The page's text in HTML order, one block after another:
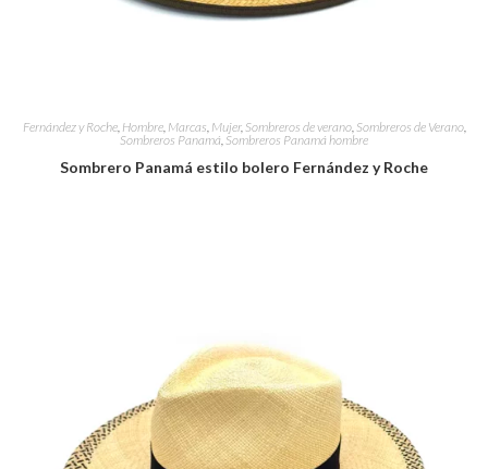
Fernández y Roche, Hombre, Marcas Mujer, Sombreros de verano, Sombreros de Verano,
Sombreros Panamá Sombreros Panamá hombre
Sombrero Panamá estilo bolero Fernández y Roche